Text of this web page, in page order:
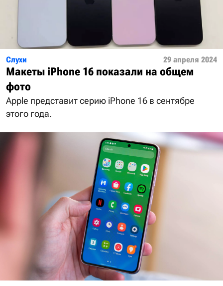
Слухи 29 апреля 2024
Макеты iPhone 16 показали на общем
фото
Apple представит серию iPhone 16 в сентябре
этого года.